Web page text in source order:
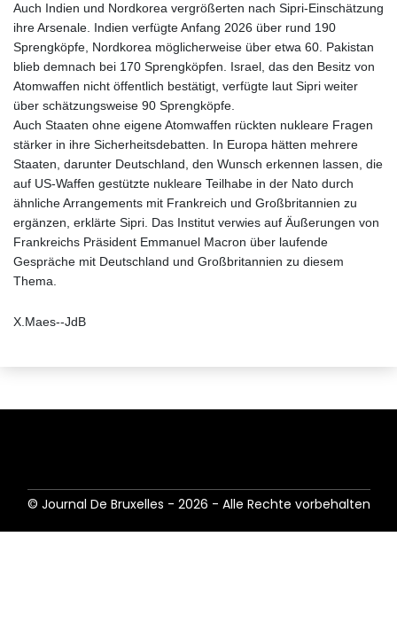
Auch Indien und Nordkorea vergrößerten nach Sipri-Einschätzung
ihre Arsenale. Indien verfügte Anfang 2026 über rund 190
Sprengköpfe, Nordkorea möglicherweise über etwa 60. Pakistan
blieb demnach bei 170 Sprengköpfen. Israel, das den Besitz von
Atomwaffen nicht öffentlich bestätigt, verfügte laut Sipri weiter
über schätzungsweise 90 Sprengköpfe.
Auch Staaten ohne eigene Atomwaffen rückten nukleare Fragen
stärker in ihre Sicherheitsdebatten. In Europa hätten mehrere
Staaten, darunter Deutschland, den Wunsch erkennen lassen, die
auf US-Waffen gestützte nukleare Teilhabe in der Nato durch
ähnliche Arrangements mit Frankreich und Großbritannien zu
ergänzen, erklärte Sipri. Das Institut verwies auf Äußerungen von
Frankreichs Präsident Emmanuel Macron über laufende
Gespräche mit Deutschland und Großbritannien zu diesem
Thema.
X.Maes--JdB
© Journal De Bruxelles - 2026 - Alle Rechte vorbehalten